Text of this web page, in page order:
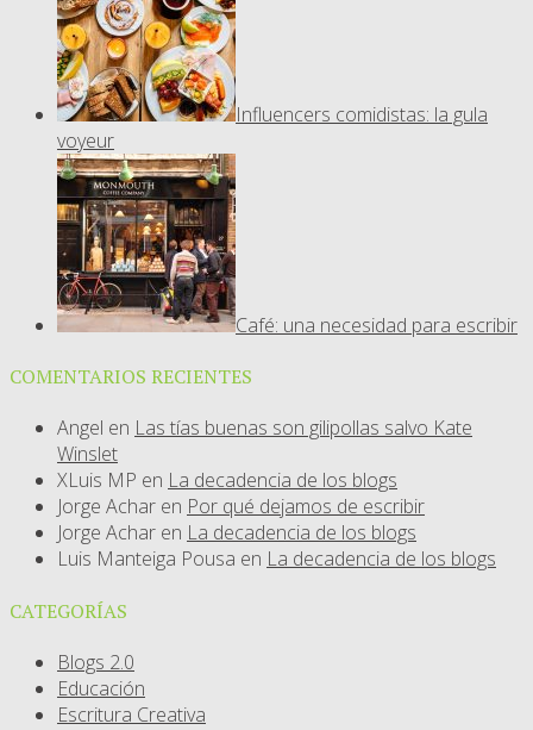
Influencers comidistas: la gula
voyeur
Café: una necesidad para escribir
COMENTARIOS RECIENTES
Angel en Las tías buenas son gilipollas salvo Kate
Winslet
XLuis MP en La decadencia de los blogs
Jorge Achar en Por qué dejamos de escribir
Jorge Achar en La decadencia de los blogs
Luis Manteiga Pousa en La decadencia de los blogs
CATEGORÍAS
Blogs 2.0
Educación
Escritura Creativa